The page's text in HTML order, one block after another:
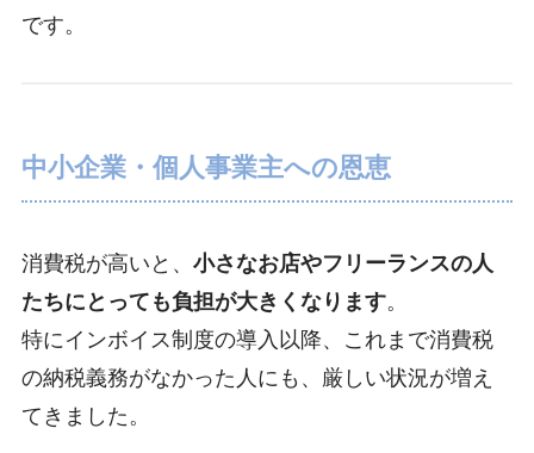
です。
中小企業・個人事業主への恩恵
消費税が高いと、 小さなお店やフリーランスの人
たちにとっても負担が大きくなります。
特にインボイス制度の導入以降、これまで消費税
の納税義務がなかった人にも、厳しい状況が増え
てきました。